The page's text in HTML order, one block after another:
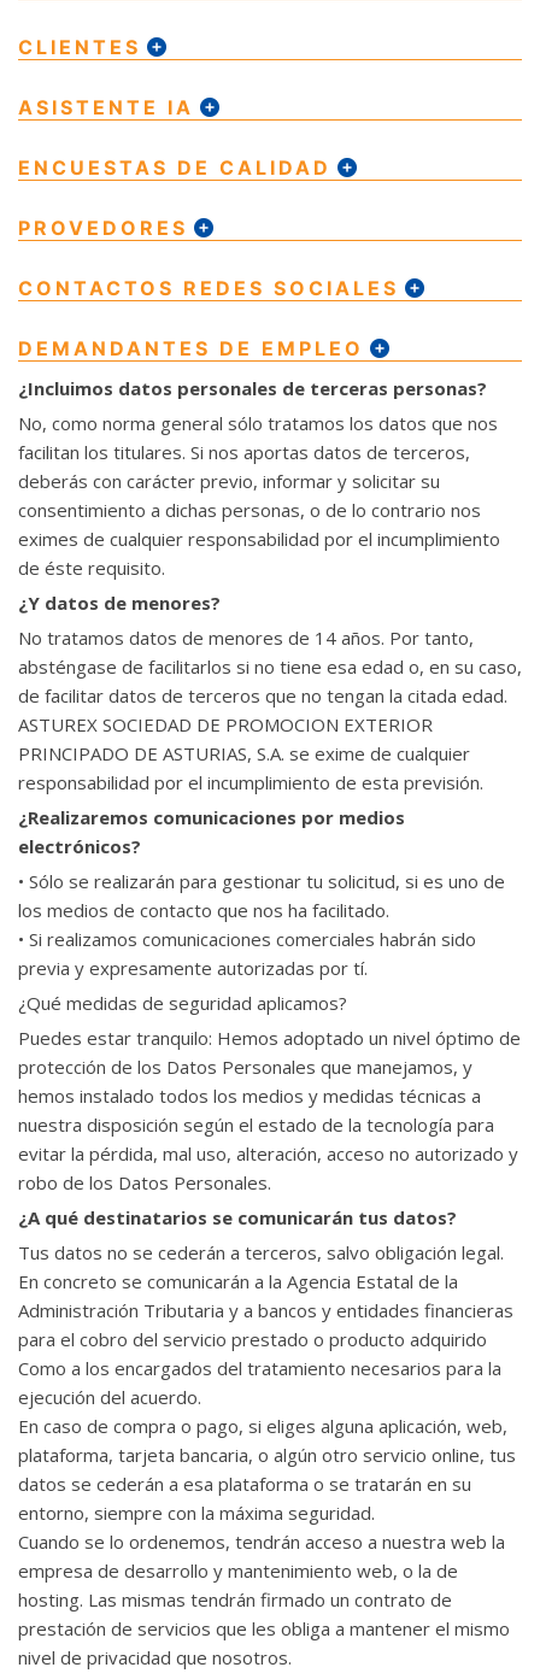
CLIENTES
ASISTENTE IA
ENCUESTAS DE CALIDAD
PROVEDORES
CONTACTOS REDES SOCIALES
DEMANDANTES DE EMPLEO
¿Incluimos datos personales de terceras personas?
No, como norma general sólo tratamos los datos que nos
facilitan los titulares. Si nos aportas datos de terceros,
deberás con carácter previo, informar y solicitar su
consentimiento a dichas personas, o de lo contrario nos
eximes de cualquier responsabilidad por el incumplimiento
de éste requisito.
¿Y datos de menores?
No tratamos datos de menores de 14 años. Por tanto,
absténgase de facilitarlos si no tiene esa edad o, en su caso,
de facilitar datos de terceros que no tengan la citada edad.
ASTUREX SOCIEDAD DE PROMOCION EXTERIOR
PRINCIPADO DE ASTURIAS, S.A. se exime de cualquier
responsabilidad por el incumplimiento de esta previsión.
¿Realizaremos comunicaciones por medios
electrónicos?
• Sólo se realizarán para gestionar tu solicitud, si es uno de
los medios de contacto que nos ha facilitado.
• Si realizamos comunicaciones comerciales habrán sido
previa y expresamente autorizadas por tí.
¿Qué medidas de seguridad aplicamos?
Puedes estar tranquilo: Hemos adoptado un nivel óptimo de
protección de los Datos Personales que manejamos, y
hemos instalado todos los medios y medidas técnicas a
nuestra disposición según el estado de la tecnología para
evitar la pérdida, mal uso, alteración, acceso no autorizado y
robo de los Datos Personales.
¿A qué destinatarios se comunicarán tus datos?
Tus datos no se cederán a terceros, salvo obligación legal.
En concreto se comunicarán a la Agencia Estatal de la
Administración Tributaria y a bancos y entidades financieras
para el cobro del servicio prestado o producto adquirido
Como a los encargados del tratamiento necesarios para la
ejecución del acuerdo.
En caso de compra o pago, si eliges alguna aplicación, web,
plataforma, tarjeta bancaria, o algún otro servicio online, tus
datos se cederán a esa plataforma o se tratarán en su
entorno, siempre con la máxima seguridad.
Cuando se lo ordenemos, tendrán acceso a nuestra web la
empresa de desarrollo y mantenimiento web, o la de
hosting. Las mismas tendrán firmado un contrato de
prestación de servicios que les obliga a mantener el mismo
nivel de privacidad que nosotros.